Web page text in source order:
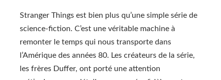
Stranger Things est bien plus qu’une simple série de
science-fiction. C’est une véritable machine à
remonter le temps qui nous transporte dans
l’Amérique des années 80. Les créateurs de la série,
les frères Duffer, ont porté une attention